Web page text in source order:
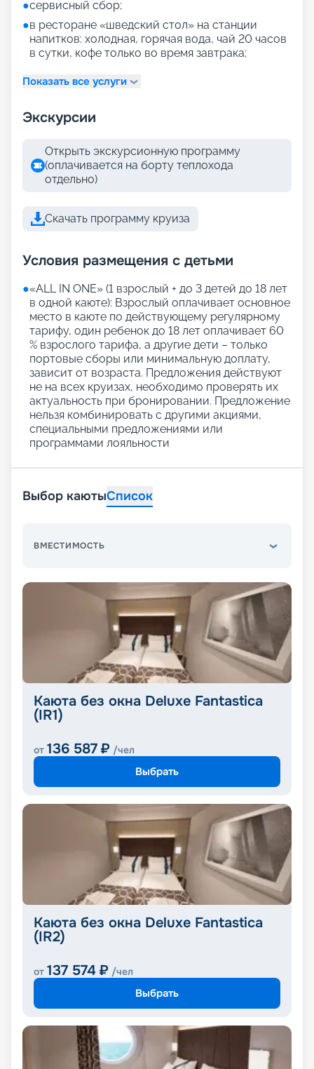
●сервисный сбор;
●в ресторане «шведский стол» на станции
напитков: холодная, горячая вода, чай 20 часов
в сутки, кофе только во время завтрака;
Показать все услуги
Экскурсии
Открыть экскурсионную программу
(оплачивается на борту теплохода
отдельно)
Скачать программу круиза
Условия размещения с детьми
●«АLL IN ONE» (1 взрослый + до 3 детей до 18 лет
в одной каюте): Взрослый оплачивает основное
место в каюте по действующему регулярному
тарифу, один ребенок до 18 лет оплачивает 60
% взрослого тарифа, а другие дети – только
портовые сборы или минимальную доплату,
зависит от возраста. Предложения действуют
не на всех круизах, необходимо проверять их
актуальность при бронировании. Предложение
нельзя комбинировать с другими акциями,
специальными предложениями или
программами лояльности
Выбор каютыСписок
ВМЕСТИМОСТЬ
Каюта без окна Deluxe Fantastica
(IR1)
от 136 587 ₽ /чел
Выбрать
Каюта без окна Deluxe Fantastica
(IR2)
от 137 574 ₽ /чел
Выбрать